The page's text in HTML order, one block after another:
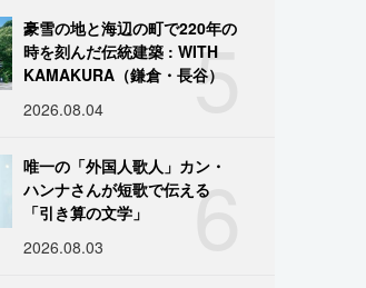
5
豪雪の地と海辺の町で220年の
時を刻んだ伝統建築 : WITH
KAMAKURA（鎌倉・長谷）
2026.08.04
6
唯一の「外国人歌人」カン・
ハンナさんが短歌で伝える
「引き算の文学」
2026.08.03